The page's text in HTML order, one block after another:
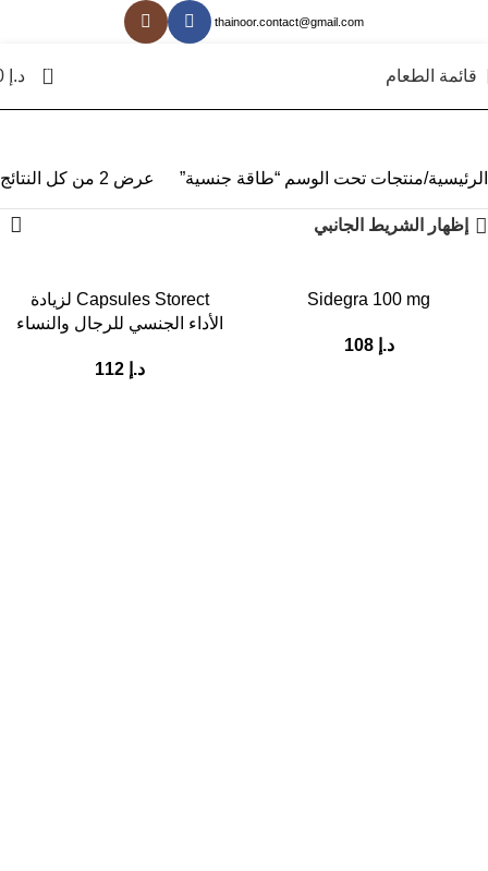
thainoor.contact@gmail.com
قائمة الطعام 0 د.إ
الرئيسية منتجات تحت الوسم “طاقة جنسية” عرض ⁦2⁩ من كل النتائج
إظهار الشريط الجانبي
Sidegra 100 mg
د.إ 108
Capsules Storect لزيادة
الأداء الجنسي للرجال والنساء
د.إ 112